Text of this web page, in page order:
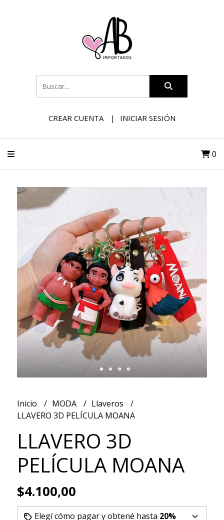
CREAR CUENTA INICIAR SESIÓN
0
Inicio MODA
Llaveros
LLAVERO 3D PELÍCULA MOANA
LLAVERO 3D
PELÍCULA MOANA
$4.100,00
Elegí cómo pagar y obtené hasta 20%